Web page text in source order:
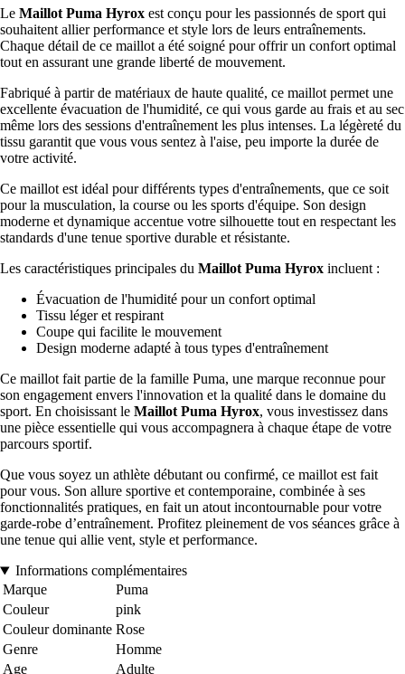
Le Maillot Puma Hyrox est conçu pour les passionnés de sport qui
souhaitent allier performance et style lors de leurs entraînements.
Chaque détail de ce maillot a été soigné pour offrir un confort optimal
tout en assurant une grande liberté de mouvement.
Fabriqué à partir de matériaux de haute qualité, ce maillot permet une
excellente évacuation de l'humidité, ce qui vous garde au frais et au sec
même lors des sessions d'entraînement les plus intenses. La légèreté du
tissu garantit que vous vous sentez à l'aise, peu importe la durée de
votre activité.
Ce maillot est idéal pour différents types d'entraînements, que ce soit
pour la musculation, la course ou les sports d'équipe. Son design
moderne et dynamique accentue votre silhouette tout en respectant les
standards d'une tenue sportive durable et résistante.
Les caractéristiques principales du Maillot Puma Hyrox incluent :
Évacuation de l'humidité pour un confort optimal
Tissu léger et respirant
Coupe qui facilite le mouvement
Design moderne adapté à tous types d'entraînement
Ce maillot fait partie de la famille Puma, une marque reconnue pour
son engagement envers l'innovation et la qualité dans le domaine du
sport. En choisissant le Maillot Puma Hyrox, vous investissez dans
une pièce essentielle qui vous accompagnera à chaque étape de votre
parcours sportif.
Que vous soyez un athlète débutant ou confirmé, ce maillot est fait
pour vous. Son allure sportive et contemporaine, combinée à ses
fonctionnalités pratiques, en fait un atout incontournable pour votre
garde-robe d’entraînement. Profitez pleinement de vos séances grâce à
une tenue qui allie vent, style et performance.
Informations complémentaires
Marque
Puma
Couleur
pink
Couleur dominante Rose
Genre
Homme
Age
Adulte